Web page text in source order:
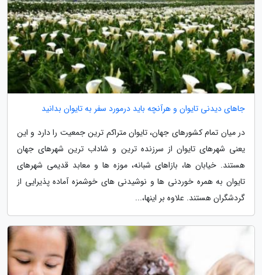
جاهای دیدنی تایوان و هرآنچه باید درمورد سفر به تایوان بدانید
در میان تمام کشورهای جهان، تایوان متراکم ترین جمعیت را دارد و این
یعنی شهرهای تایوان از سرزنده ترین و شاداب ترین شهرهای جهان
هستند. خیابان ها، بازاهای شبانه، موزه ها و معابد قدیمی شهرهای
تایوان به همره خوردنی ها و نوشیدنی های خوشمزه آماده پذیرایی از
گردشگران هستند. علاوه بر اینها،...